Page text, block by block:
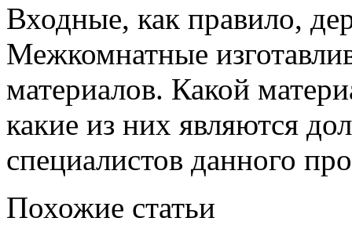
Входные, как правило,
Межкомнатные
материалов. Какой
какие из них являются
специалистов данного
Похожие статьи